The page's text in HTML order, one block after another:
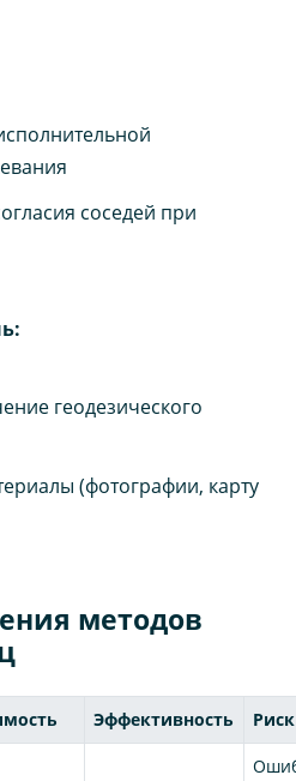
соседей при
геодезического
(фотографии, карту
методов
Эффективность